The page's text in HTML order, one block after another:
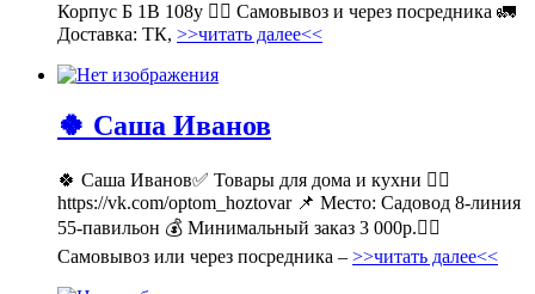
Корпус Б 1В 108у 🚶‍♂ Самовывоз и через посредника 🚛
Доставка: ТК, >>читать далее<<
🍀 Саша Иванов
🍀 Саша Иванов✅ Товары для дома и кухни 👉🏻
https://vk.com/optom_hoztovar 📌 Место: Садовод 8-линия
55-павильон 💰 Минимальный заказ 3 000р.🚶‍♀
Самовывоз или через посредника – >>читать далее<<